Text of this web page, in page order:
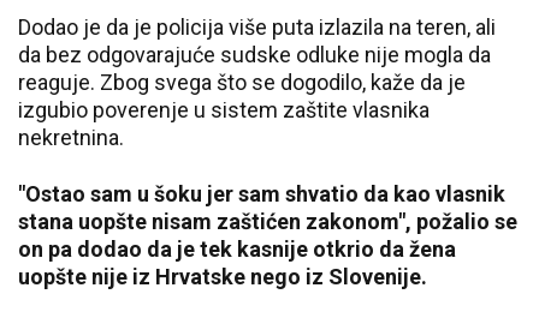
Dodao je da je policija više puta izlazila na teren, ali
da bez odgovarajuće sudske odluke nije mogla da
reaguje. Zbog svega što se dogodilo, kaže da je
izgubio poverenje u sistem zaštite vlasnika
nekretnina.
"Ostao sam u šoku jer sam shvatio da kao vlasnik
stana uopšte nisam zaštićen zakonom", požalio se
on pa dodao da je tek kasnije otkrio da žena
uopšte nije iz Hrvatske nego iz Slovenije.